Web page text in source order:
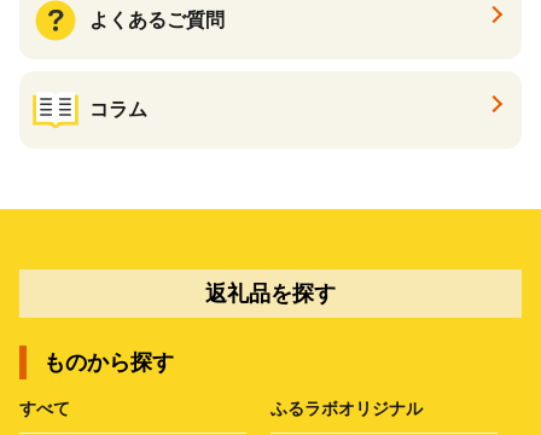
よくあるご質問
コラム
返礼品を探す
ものから探す
すべて ふるラボオリジナル